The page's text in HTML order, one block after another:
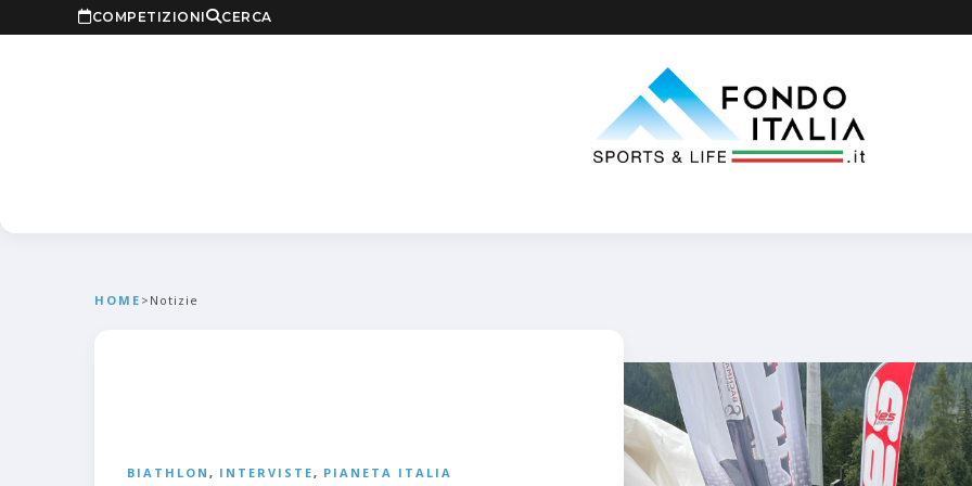
COMPETIZIONI CERCA
HOME > Notizie
BIATHLON , INTERVISTE, PIANETA ITALIA